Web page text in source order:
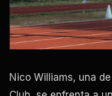
Nico Williams, una